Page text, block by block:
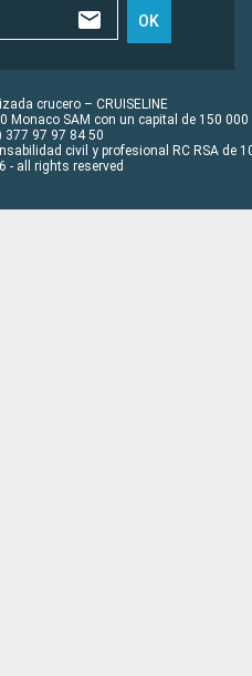
OK
crucero – CRUISELINE
Monaco SAM con un capital de 150 000
377 97 97 84 50
civil y profesional RC RSA de
- all rights reserved